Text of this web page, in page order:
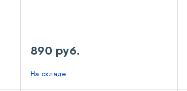
890 руб.
На складе